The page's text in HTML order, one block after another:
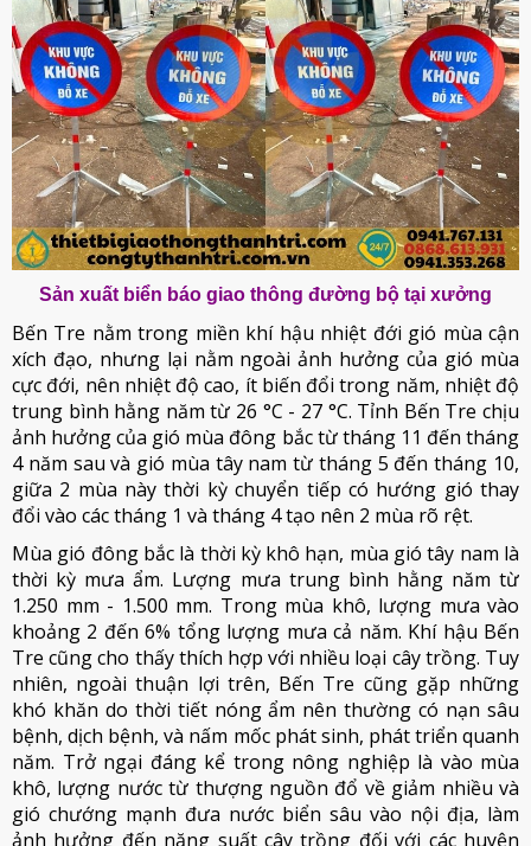
Sản xuất biển báo giao thông đường bộ tại xưởng
Bến Tre nằm trong miền khí hậu nhiệt đới gió mùa cận
xích đạo, nhưng lại nằm ngoài ảnh hưởng của gió mùa
cực đới, nên nhiệt độ cao, ít biến đổi trong năm, nhiệt độ
trung bình hằng năm từ 26 °C - 27 °C. Tỉnh Bến Tre chịu
ảnh hưởng của gió mùa đông bắc từ tháng 11 đến tháng
4 năm sau và gió mùa tây nam từ tháng 5 đến tháng 10,
giữa 2 mùa này thời kỳ chuyển tiếp có hướng gió thay
đổi vào các tháng 1 và tháng 4 tạo nên 2 mùa rõ rệt.
Mùa gió đông bắc là thời kỳ khô hạn, mùa gió tây nam là
thời kỳ mưa ẩm. Lượng mưa trung bình hằng năm từ
1.250 mm - 1.500 mm. Trong mùa khô, lượng mưa vào
khoảng 2 đến 6% tổng lượng mưa cả năm. Khí hậu Bến
Tre cũng cho thấy thích hợp với nhiều loại cây trồng. Tuy
nhiên, ngoài thuận lợi trên, Bến Tre cũng gặp những
khó khăn do thời tiết nóng ẩm nên thường có nạn sâu
bệnh, dịch bệnh, và nấm mốc phát sinh, phát triển quanh
năm. Trở ngại đáng kể trong nông nghiệp là vào mùa
khô, lượng nước từ thượng nguồn đổ về giảm nhiều và
gió chướng mạnh đưa nước biển sâu vào nội địa, làm
ảnh hưởng đến năng suất cây trồng đối với các huyện